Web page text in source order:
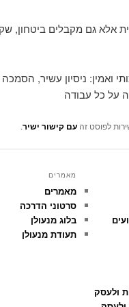
אלא גם מקבלים ביטחון,
ואמין: ניסיון עשיר,
על כל עבודה
לפוסט זהעם קישור ישיר.
ולעסק
מאמרים
מאמרים
סרטוני הדרכה
בלוג מנעולן
תעודת מנעולן